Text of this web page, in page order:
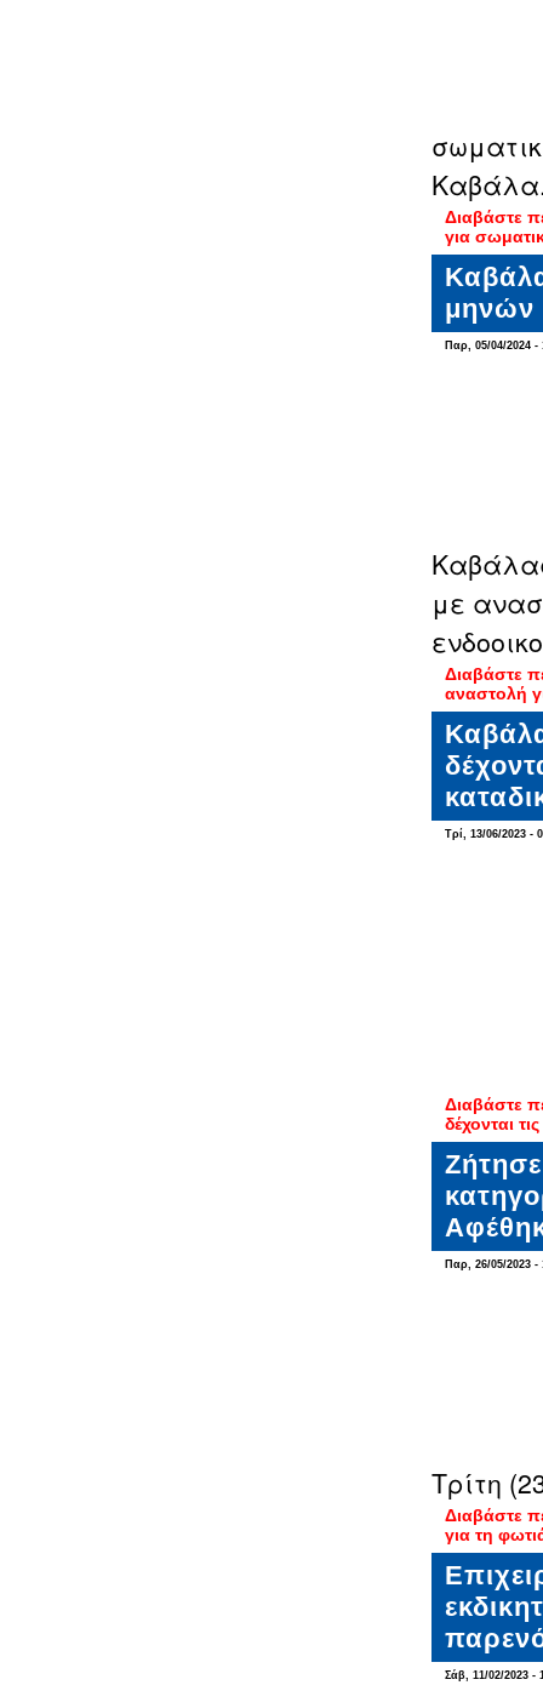
Διαβάστε
για
μηνών
Παρ, 05/04/2024 -
με
Διαβάστε
αναστολή
Τρί, 13/06/2023 -
Διαβάστε
δέχονται
Παρ, 26/05/2023 -
Τρίτη
Διαβάστε
για τη
Σάβ, 11/02/2023 -